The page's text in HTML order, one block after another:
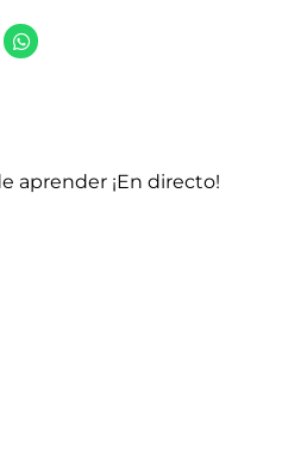
aprender ¡En directo!